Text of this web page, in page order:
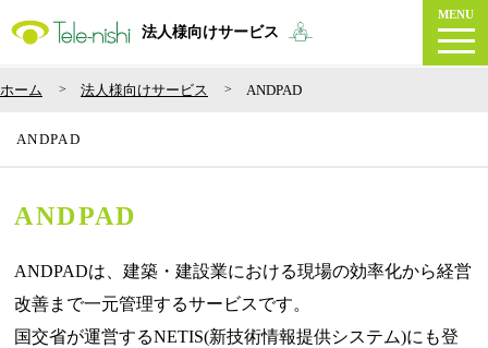
法人様向けサービス
MENU
ホーム 法人様向けサービス ANDPAD
ANDPAD
ANDPAD
ANDPADは、建築・建設業における現場の効率化から経営
改善まで一元管理するサービスです。
国交省が運営するNETIS(新技術情報提供システム)にも登